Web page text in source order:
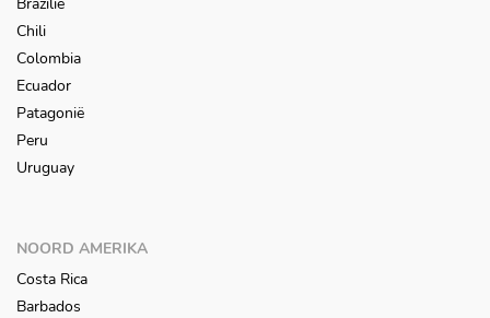
Chili
Colombia
Ecuador
Patagonië
Peru
Uruguay
NOORD AMERIKA
Costa Rica
Barbados